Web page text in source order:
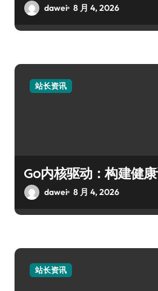
dawei 8 月 4, 2026
站长资讯
Go内核驱动：构建健
dawei 8 月 4, 2026
站长资讯